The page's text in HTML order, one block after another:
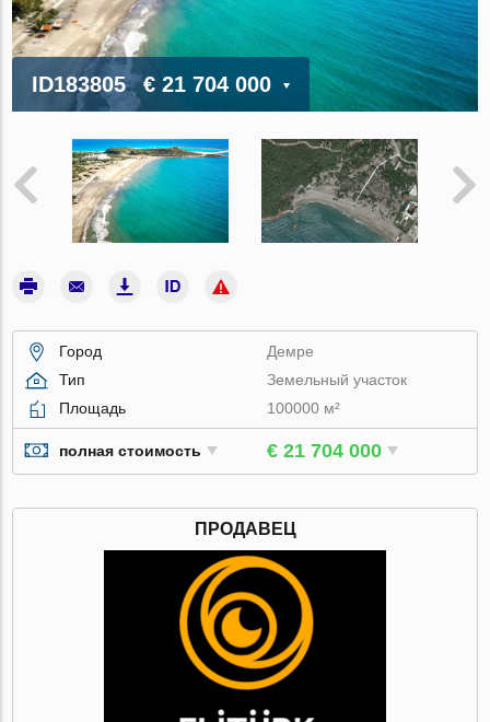
ID183805 € 21 704 000
Город
Демре
Тип
Земельный участок
Площадь
100000 м²
полная стоимость € 21 704 000
ПРОДАВЕЦ